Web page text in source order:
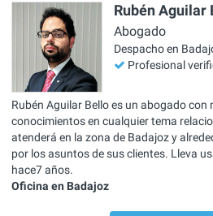
Rubén Aguilar
Abogado
Despacho en
Profesional
Rubén Aguilar Bello es un abogado con
conocimientos en cualquier tema
atenderá en la zona de Badajoz y
por los asuntos de sus clientes. Lleva
hace7 años.
Oficina en Badajoz